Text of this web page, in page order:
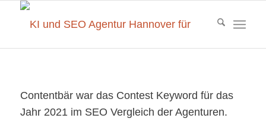
Contentbär war das Contest Keyword für das
Jahr 2021 im SEO Vergleich der Agenturen.